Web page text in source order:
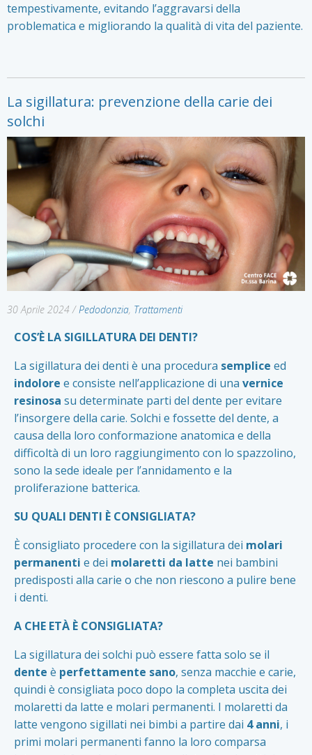
tempestivamente, evitando l’aggravarsi della
problematica e migliorando la qualità di vita del paziente.
La sigillatura: prevenzione della carie dei
solchi
30 Aprile 2024/Pedodonzia, Trattamenti
COS’È LA SIGILLATURA DEI DENTI?
La sigillatura dei denti è una procedura semplice ed
indolore e consiste nell’applicazione di una vernice
resinosa su determinate parti del dente per evitare
l’insorgere della carie. Solchi e fossette del dente, a
causa della loro conformazione anatomica e della
difficoltà di un loro raggiungimento con lo spazzolino,
sono la sede ideale per l’annidamento e la
proliferazione batterica.
SU QUALI DENTI È CONSIGLIATA?
È consigliato procedere con la sigillatura dei molari
permanenti e dei molaretti da latte nei bambini
predisposti alla carie o che non riescono a pulire bene
i denti.
A CHE ETÀ È CONSIGLIATA?
La sigillatura dei solchi può essere fatta solo se il
dente è perfettamente sano, senza macchie e carie,
quindi è consigliata poco dopo la completa uscita dei
molaretti da latte e molari permanenti. I molaretti da
latte vengono sigillati nei bimbi a partire dai 4 anni, i
primi molari permanenti fanno la loro comparsa